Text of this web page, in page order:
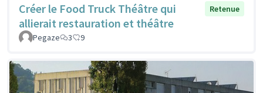
Créer le Food Truck Théâtre qui
allierait restauration et théâtre
Retenue
Pegaze 3 9